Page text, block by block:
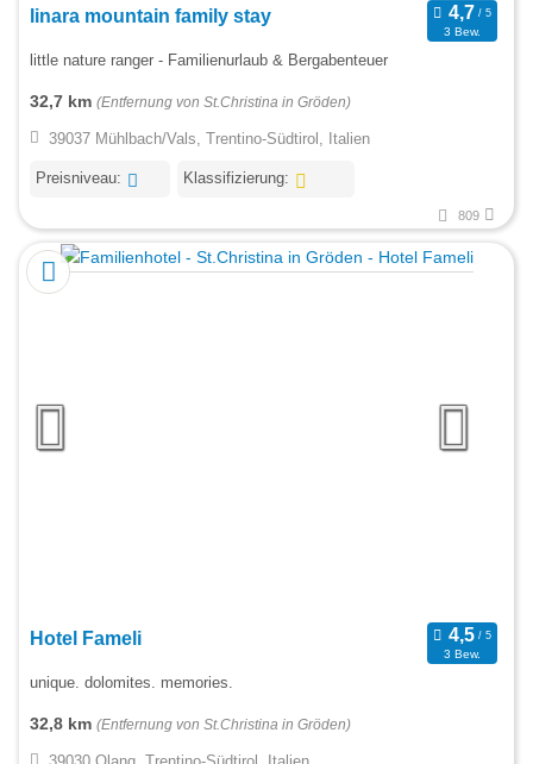
linara mountain family stay
3 Bew.
little nature ranger - Familienurlaub & Bergabenteuer
32,7 km (Entfernung von St.Christina in Gröden)
39037 Mühlbach/Vals, Trentino-Südtirol, Italien
Preisniveau: Klassifizierung:
809
Hotel Fameli
3 Bew.
unique. dolomites. memories.
32,8 km (Entfernung von St.Christina in Gröden)